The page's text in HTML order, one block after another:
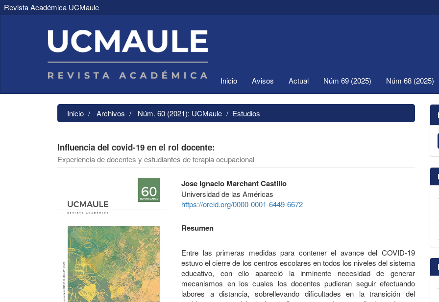
Revista Académica UCMaule
Inicio Avisos Actual Núm 69 (2025) Núm 68 (2025)
Inicio Archivos Núm. 60 (2021): UCMaule Estudios
Influencia del covid-19 en el rol docente:
Experiencia de docentes y estudiantes de terapia ocupacional
artículo
Contenido
principal
del
artículo
Jose Ignacio Marchant Castillo
Universidad de las Américas
https://orcid.org/0000-0001-6449-6672
Resumen
Entre las primeras medidas para contener el avance del COVID-19
estuvo el cierre de los centros escolares en todos los niveles del sistema
educativo, con ello apareció la inminente necesidad de generar
mecanismos en los cuales los docentes pudieran seguir efectuando
labores a distancia, sobrellevando dificultades en la transición del